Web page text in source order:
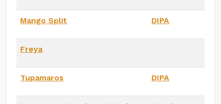
Mango Split DIPA
Freya
Tupamaros DIPA